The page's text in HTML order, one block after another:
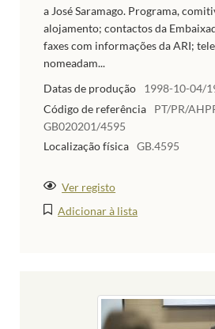
a José Saramago. Programa,
alojamento; contactos da
faxes com informações da ARI;
nomeadam...
Datas de produção
1998-10-04/
Código de referência
PT/PR/
GB020201/4595
Localização física GB.4595
Ver registo
Adicionar à lista